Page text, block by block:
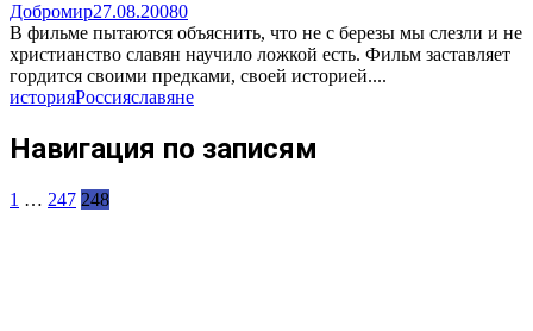
Добромир27.08.20080
В фильме пытаются объяснить, что не с березы мы слезли и не
христианство славян научило ложкой есть. Фильм заставляет
гордится своими предками, своей историей....
историяРоссияславяне
Навигация по записям
1 … 247 248